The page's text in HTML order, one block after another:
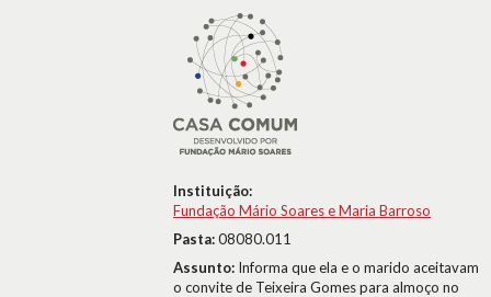
Instituição:
Fundação Mário Soares e Maria Barroso
Pasta:08080.011
Assunto: Informa que ela e o marido aceitavam
o convite de Teixeira Gomes para almoço no